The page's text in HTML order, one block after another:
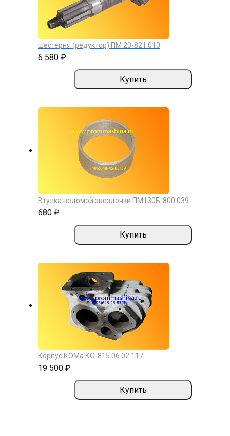
шестерня (редуктор) ПМ 20-821.010
6 580 ₽
Купить
Втулка ведомой звездочки ПМ130Б-800.039
680 ₽
Купить
Корпус КОМа КО-815.06.02.117
19 500 ₽
Купить